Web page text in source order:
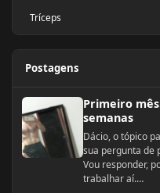
Tríceps
Postagens
Primeiro
semanas
Dácio, o tópico
sua pergunta de
Vou responder,
trabalhar aí.